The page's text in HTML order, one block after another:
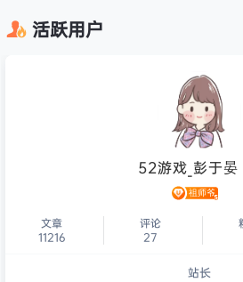
活跃用户
52游戏_彭于晏
文章
11216
评论
27
站长